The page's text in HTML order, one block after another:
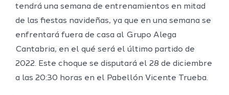
tendrá una semana de entrenamientos en mitad
de las fiestas navideñas, ya que en una semana se
enfrentará fuera de casa al Grupo Alega
Cantabria, en el qué será el último partido de
2022. Este choque se disputará el 28 de diciembre
a las 20:30 horas en el Pabellón Vicente Trueba.
Definidos